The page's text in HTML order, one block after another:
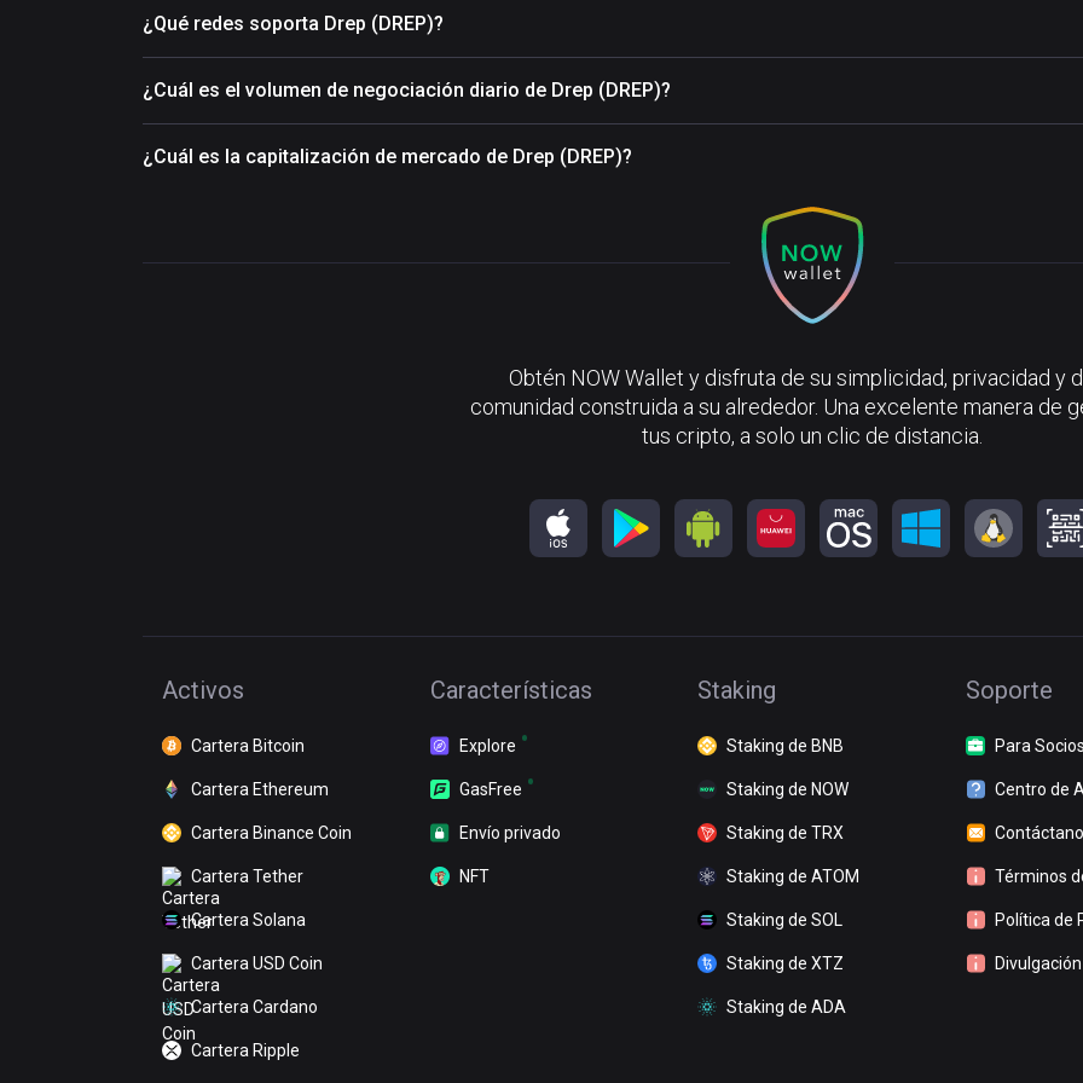
¿Qué redes soporta Drep (DREP)?
¿Cuál es el volumen de negociación diario de Drep (DREP)?
¿Cuál es la capitalización de mercado de Drep (DREP)?
Obtén NOW Wallet y disfruta de su simplicidad, privacidad y
comunidad construida a su alrededor. Una excelente manera de
tus cripto, a solo un clic de distancia.
Activos
Cartera Bitcoin
Cartera Ethereum
Cartera Binance Coin
Cartera Tether
Cartera Solana
Cartera USD Coin
Cartera Cardano
Cartera Ripple
Características
Explore
GasFree
Envío privado
NFT
Staking
Staking de BNB
Staking de NOW
Staking de TRX
Staking de ATOM
Staking de SOL
Staking de XTZ
Staking de ADA
Soporte
Para Socios
Centro de
Términos
Política de